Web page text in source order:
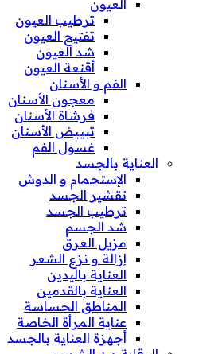
العيون
ترطيب العيون
تفتيح العيون
شد العيون
أقنعة العيون
الفم و الأسنان
معجون الأسنان
فرشاة الأسنان
تبييض الأسنان
غسول الفم
العناية بالجسد
الإستحمام و الدوش
تقشير الجسد
ترطيب الجسد
شد الجسم
مزيل العرق
إزالة و نزع الشعر
العناية باليدين
العناية بالقدمين
المناطق الحساسة
عناية المرأة الخاصة
أجهزة العناية بالجسد